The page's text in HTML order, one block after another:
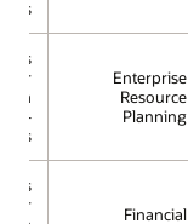
Enterprise
Resource
Planning
for
-
Financial
for